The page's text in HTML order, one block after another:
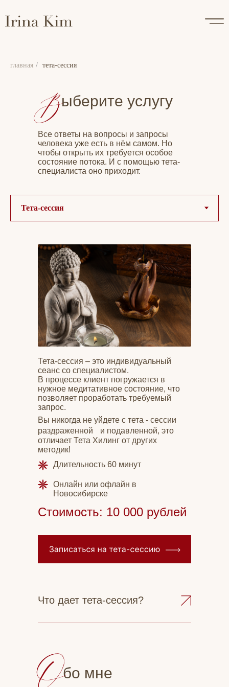
главная / тета-сессия
ыберите услугу
Все ответы на вопросы и запросы
человека уже есть в нём самом. Но
чтобы открыть их требуется особое
состояние потока. И с помощью тета-
специалиста оно приходит.
Тета-сессия – это индивидуальный
сеанс со специалистом.
В процессе клиент погружается в
нужное медитативное состояние, что
позволяет проработать требуемый
запрос.
Вы никогда не уйдете с тета - сессии
раздраженной и подавленной, это
отличает Тета Хилинг от других
методик!
Стоимость: 10 000 рублей
Длительность 60 минут
Онлайн или офлайн в
Новосибирске
Что дает тета-сессия?
бо мне